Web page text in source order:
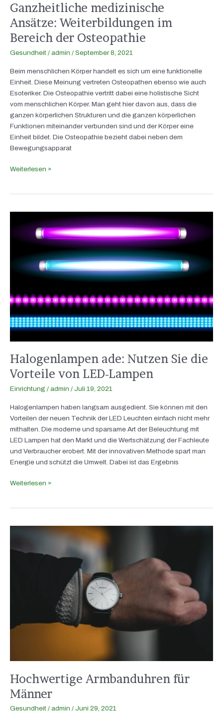
Ganzheitliche medizinische
Ansätze: Weiterbildungen im
Bereich der Osteopathie
Gesundheit / admin / September 8, 2021
Beim menschlichen Körper handelt es sich um eine funktionelle
Einheit. Diese Meinung vertreten Osteopathen ebenso wie auch
Esoteriker. Die Osteopathie vertritt dabei eine holistische Sicht
vom menschlichen Körper. Man geht hier davon aus, dass die
ganzen körperlichen Strukturen und die ganzen körperlichen
Funktionen miteinander verbunden sind und der Körper eine
Einheit bildet. Die Osteopathie bezieht dabei neben dem
Bewegungsapparat
Weiterlesen »
Halogenlampen ade: Nutzen Sie die
Vorteile von LED-Lampen
Einrichtung / admin / Juli 19, 2021
Halogenlampen haben langsam ausgedient. Sie können mit den
Vorteilen der neuen Technik der LED Leuchten einfach nicht mehr
mithalten. Die moderne und sparsame Art der Beleuchtung mit
LED Lampen hat den Markt und die Wertschätzung der Fachleute
und Verbraucher erobert. Mit der innovativen Methode spart man
Energie und schützt die Umwelt. Dabei ist das Ergebnis
Vorteile
LED-
Lampen
Weiterlesen »
Hochwertige Armbanduhren für
Männer
Gesundheit / admin / Juni 29, 2021
Hochwertige
für